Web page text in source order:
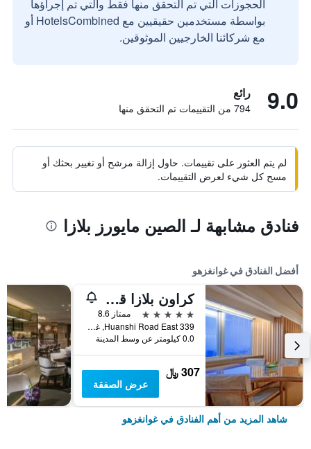
الحجوزات التي تم التحقق منها فقط والتي تم إجراؤها
بواسطة مستخدمين حقيقيين مع HotelsCombined أو
مع شركائنا الخارجيين الموثوقين.
9.0 رائع
794 من التقييمات تم التحقق منها
لم يتم العثور على تقييمات. حاول إزالة مرشح أو تغيير بحثك أو
مسح كل شيء لعرض التقييمات.
فنادق مشابهة لـ الصين مايورز بلازا
أفضل الفنادق في غوانغزهو
كراون بلازا قوانغتشو سيتي سنتر، أحد الفنادق من مجموعة فنادق إنتركونتيننتال - سكاي لاين 63 بار للاستمتاع بإطلالة على مدينة قوانغتشو
5 نجوم
ممتاز 8.6
339 Huanshi Road East, غوانغزهو, الصين
0.0 كيلومتر عن وسط المدينة
307 ﷼
عرض الصفقة
شاهد المزيد من أهم الفنادق في غوانغزهو